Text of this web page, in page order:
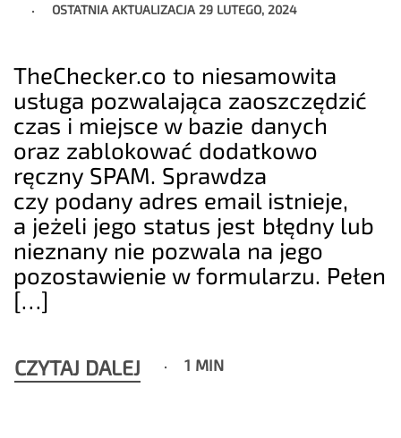
OSTATNIA AKTUALIZACJA 29 LUTEGO, 2024
TheChecker.co to niesamowita
usługa pozwalająca zaoszczędzić
czas i miejsce w bazie danych
oraz zablokować dodatkowo
ręczny SPAM. Sprawdza
czy podany adres email istnieje,
a jeżeli jego status jest błędny lub
nieznany nie pozwala na jego
pozostawienie w formularzu. Pełen
[…]
CZYTAJ DALEJ 1 MIN